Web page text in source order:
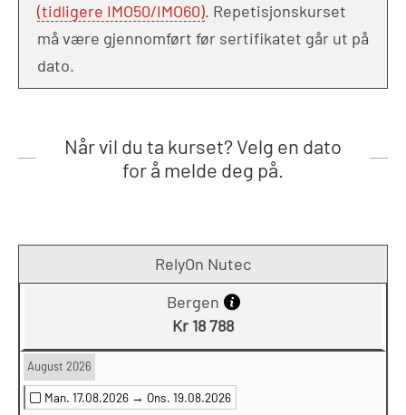
(tidligere IMO50/IMO60). Repetisjonskurset
må være gjennomført før sertifikatet går ut på
dato.
Når vil du ta kurset? Velg en dato
for å melde deg på.
RelyOn Nutec
Bergen
Kr 18 788
August 2026
Man. 17.08.2026 → Ons. 19.08.2026